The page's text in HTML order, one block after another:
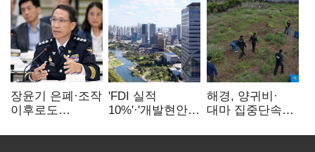
장윤기 은폐·조작
이후로도
내부비위…경찰
'FDI 실적
10%'·'개발현안
인천경제청장
해경, 양귀비·
대마 집중단속…
249명 검거